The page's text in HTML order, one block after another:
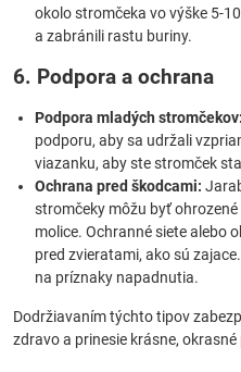
okolo stromčeka vo výške 5-
a zabránili rastu buriny.
6. Podpora a ochrana
Podpora mladých stromčekov:
podporu, aby sa udržali
viazanku, aby ste stromček
Ochrana pred škodcami:
stromčeky môžu byť
molice. Ochranné siete alebo
pred zvieratami, ako sú
na príznaky napadnutia.
Dodržiavaním týchto tipov
zdravo a prinesie krásne,